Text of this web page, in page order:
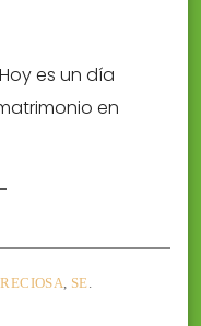
es un día
en
, SE.